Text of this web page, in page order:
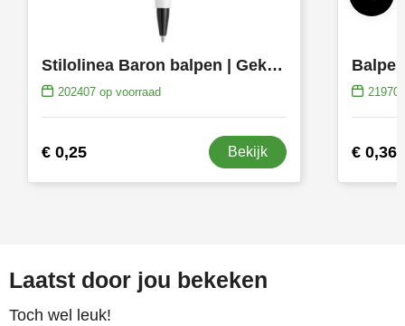
Stilolinea Baron balpen | Gekleurde clip
202407op voorraad
€ 0,25 Bekijk
219702
€ 0,36
Laatst door jou bekeken
Toch wel leuk!